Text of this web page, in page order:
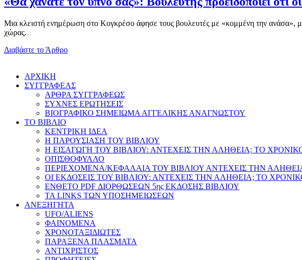
Μια κλειστή ενημέρωση στο Κογκρέσο άφησε τους βουλευτές με «κομμένη την ανάσα»,
χώρας.
Διαβάστε το Άρθρο
AΡΧΙΚΗ
ΣΥΓΓΡΑΦΕΑΣ
ΑΡΘΡΑ ΣΥΓΓΡΑΦΕΩΣ
ΣΥΧΝΕΣ ΕΡΩΤΗΣΕΙΣ
ΒΙΟΓΡΑΦΙΚΟ ΣΗΜΕΙΩΜΑ ΑΓΓΕΛΙΚΗΣ ΑΝΑΓΝΩΣΤΟΥ
ΤΟ ΒΙΒΛΙΟ
ΚΕΝΤΡΙΚΗ ΙΔΕΑ
Η ΠΑΡΟΥΣΙΑΣΗ ΤΟΥ ΒΙΒΛΙΟΥ
Η ΕΙΣΑΓΩΓΗ ΤΟΥ ΒΙΒΛΙΟΥ: ΑΝΤΕΧΕΙΣ ΤΗΝ ΑΛΗΘΕΙΑ; ΤΟ
ΟΠΙΣΘΟΦΥΛΛΟ
ΠΕΡΙΕΧΟΜΕΝΑ/ΚΕΦΑΛΑΙΑ ΤΟΥ ΒΙΒΛΙΟΥ ΑΝΤΕΧΕΙΣ ΤΗΝ
ΟΙ ΕΚΔΟΣΕΙΣ ΤΟΥ ΒΙΒΛΙΟΥ: ΑΝΤΕΧΕΙΣ ΤΗΝ ΑΛΗΘΕΙΑ; ΤΟ
ΕΝΘΕΤΟ PDF ΔΙΟΡΘΩΣΕΩΝ 5ης ΕΚΔΟΣΗΣ ΒΙΒΛΙΟΥ
ΤΑ LINKS ΤΩΝ ΥΠΟΣΗΜΕΙΩΣΕΩΝ
ΑΝΕΞΗΓΗΤΑ
UFO/ALIENS
ΦΑΙΝΟΜΕΝΑ
ΧΡΟΝΟΤΑΞΙΔΙΩΤΕΣ
ΠΑΡΑΞΕΝΑ ΠΛΑΣΜΑΤΑ
ΑΝΤΙΧΡΙΣΤΟΣ